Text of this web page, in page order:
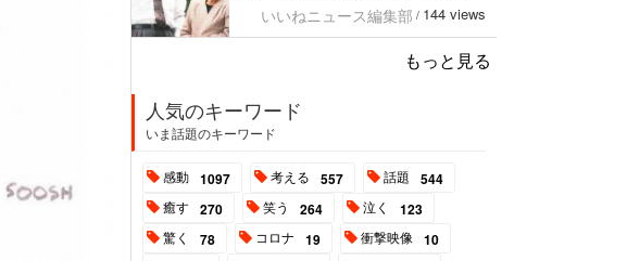
いいねニュース編集部 / 144 views
もっと見る
人気のキーワード
いま話題のキーワード
感動 1097 考える 557 話題 544
癒す 270 笑う 264 泣く 123
驚く 78 コロナ 19 衝撃映像 10